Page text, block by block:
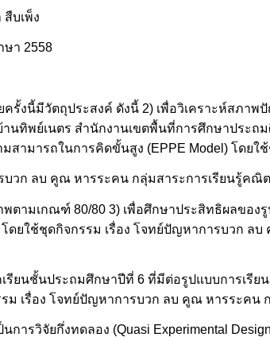
สืบเพ็ง
ษา 2558
ครั้งนี้มีวัตถุประสงค์ ดังนี้ 2) เพื่อวิเคราะห์สภ
านทิพย์เนตร สำนักงานเขตพื้นที่การศึกษาประ
มสามารถในการคิดขั้นสูง (EPPE Model) โดยใ
วก ลบ คูณ หารระคน กลุ่มสาระการเรียนรู้คณิ
ตามเกณฑ์ 80/80 3) เพื่อศึกษาประสิทธิผลของ
โดยใช้ชุดกิจกรรม เรื่อง โจทย์ปัญหาการบวก
รียนชั้นประถมศึกษาปีที่ 6 ที่มีต่อรูปแบบการเรี
ม เรื่อง โจทย์ปัญหาการบวก ลบ คูณ หารระคน
นการวิจัยกึ่งทดลอง (Quasi Experimental